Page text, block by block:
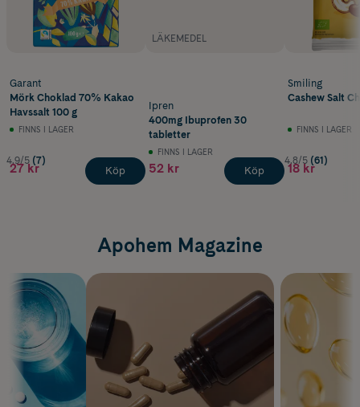
Garant
Mörk Choklad 70% Kakao
Havssalt 100 g
FINNS I LAGER
4.9/5 (7)
27 kr Köp
LÄKEMEDEL
Ipren
400mg Ibuprofen 30
tabletter
FINNS I LAGER
52 kr Köp
Smiling
Cashew Salt
FINNS I LAGER
4.8/5 (61)
18 kr
Apohem Magazine